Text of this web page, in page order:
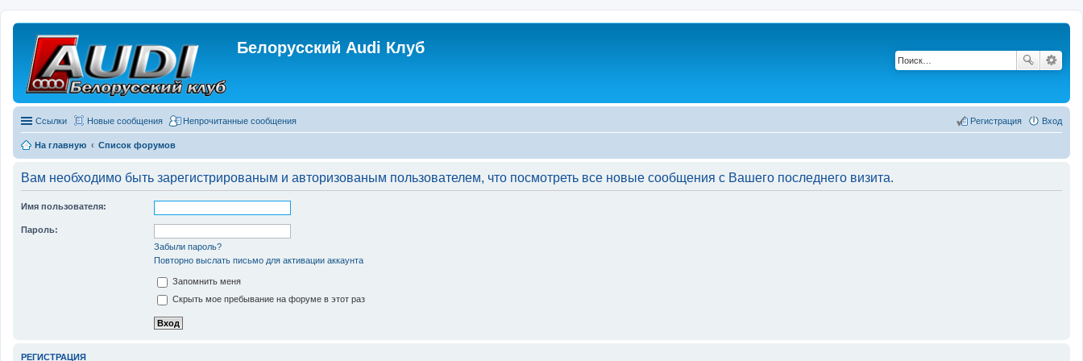
Белорусский Audi Клуб
Ссылки Новые сообщения Непрочитанные сообщения Вход
Регистрация
На главную Список форумов
Вам необходимо быть зарегистрированым и авторизованым пользователем, что посмотреть все новые сообщения с Вашего последнего визита.
Имя пользователя:
Пароль:
Забыли пароль?
Повторно выслать письмо для активации аккаунта
Запомнить меня
Скрыть мое пребывание на форуме в этот раз
РЕГИСТРАЦИЯ